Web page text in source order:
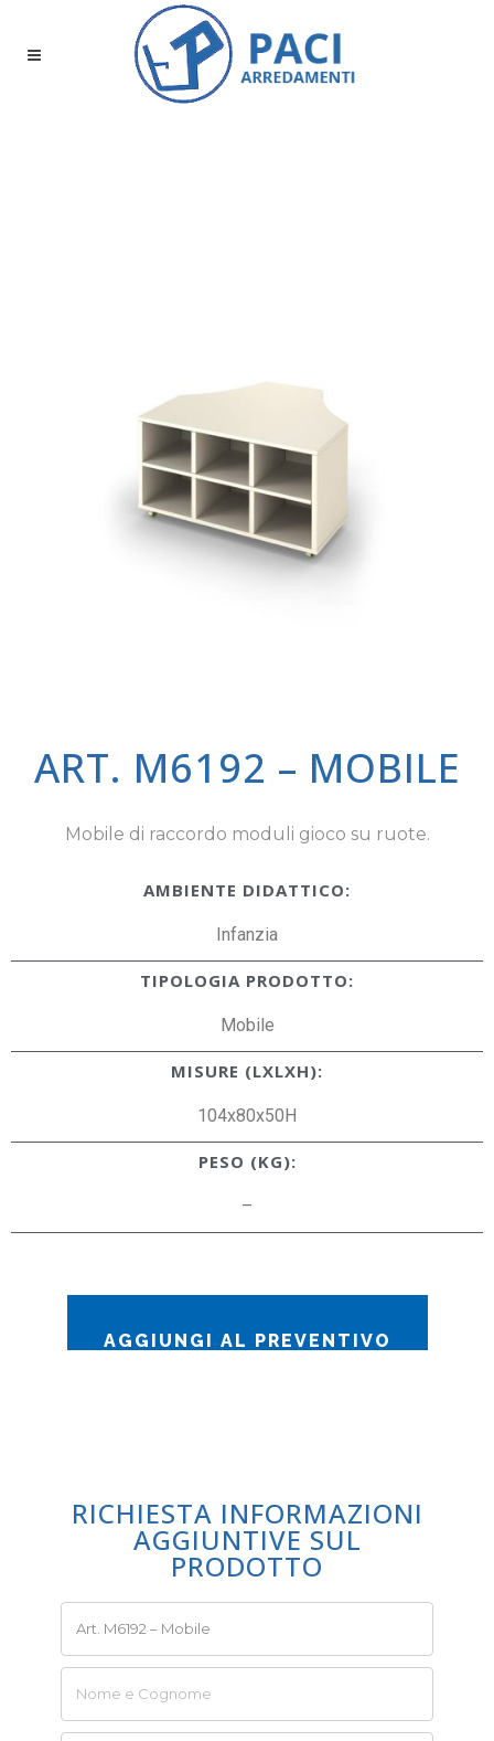
ART. M6192 – MOBILE
Mobile di raccordo moduli gioco su ruote.
AMBIENTE DIDATTICO:
Infanzia
TIPOLOGIA PRODOTTO:
Mobile
MISURE (LXLXH):
104x80x50H
PESO (KG):
–
AGGIUNGI AL PREVENTIVO
RICHIESTA INFORMAZIONI
AGGIUNTIVE SUL
PRODOTTO